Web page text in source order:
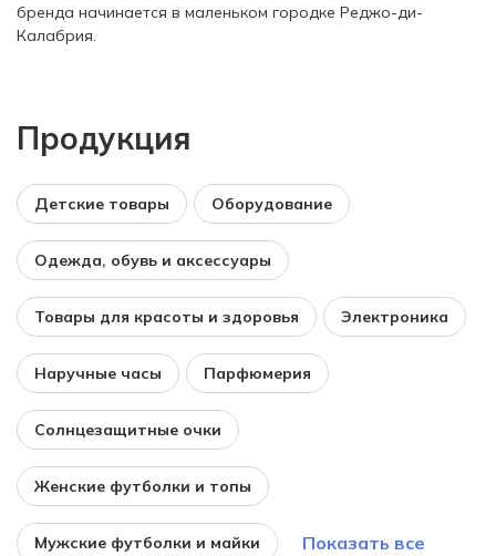
бренда начинается в маленьком городке Реджо-ди-
Калабрия.
Продукция
Детские товары Оборудование
Одежда, обувь и аксессуары
Товары для красоты и здоровья Электроника
Наручные часы Парфюмерия
Солнцезащитные очки
Женские футболки и топы
Мужские футболки и майки Показать все